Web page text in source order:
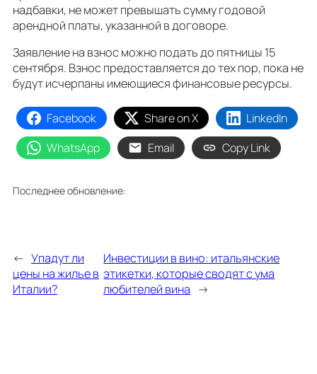
надбавки, не может превышать сумму годовой
арендной платы, указанной в договоре.
Заявление на взнос можно подать до пятницы 15
сентября. Взнос предоставляется до тех пор, пока не
будут исчерпаны имеющиеся финансовые ресурсы.
Facebook Share on X
LinkedIn
WhatsApp
Email Copy Link
Последнее обновление:
← Упадут ли
цены на жилье в
Италии?
Инвестиции в вино: итальянские
этикетки, которые сводят с ума
любителей вина →